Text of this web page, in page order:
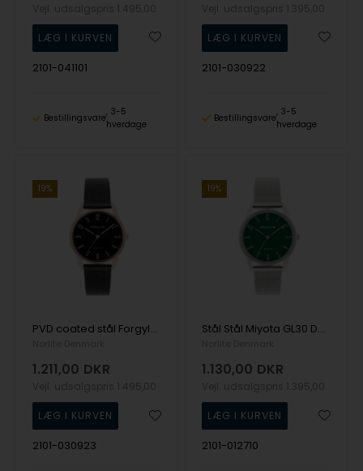
2101-041101
Bestillingsvare
3-5
hverdage
2101-030922
Bestillingsvare
3-5
hverdage
19%
PVD coated stål Forgyldt stål Miyota GL30 Dame ur fra Norlite Denmark, 2101-030923
1.211,00 DKR
2101-030923
19%
Stål Stål Miyota GL30 Dame ur fra Norlite Denmark, 2101-012710
1.130,00 DKR
2101-012710